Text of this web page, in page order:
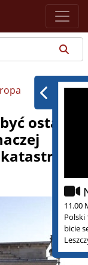
11.00
Polski
bicie
ostatni